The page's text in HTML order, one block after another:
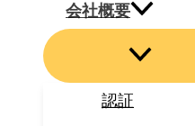
会社概要
認証